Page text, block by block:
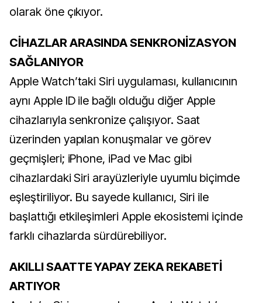
olarak öne çıkıyor.
CİHAZLAR ARASINDA SENKRONİZASYON
SAĞLANIYOR
Apple Watch’taki Siri uygulaması, kullanıcının
aynı Apple ID ile bağlı olduğu diğer Apple
cihazlarıyla senkronize çalışıyor. Saat
üzerinden yapılan konuşmalar ve görev
geçmişleri; iPhone, iPad ve Mac gibi
cihazlardaki Siri arayüzleriyle uyumlu biçimde
eşleştiriliyor. Bu sayede kullanıcı, Siri ile
başlattığı etkileşimleri Apple ekosistemi içinde
farklı cihazlarda sürdürebiliyor.
AKILLI SAATTE YAPAY ZEKA REKABETİ
ARTIYOR